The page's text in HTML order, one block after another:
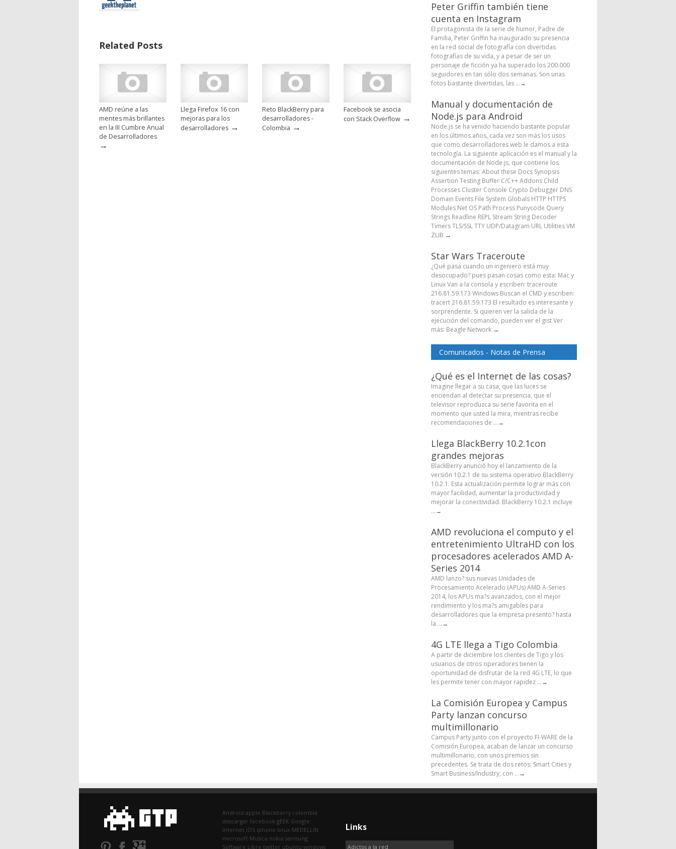
Related Posts
AMD reúne a las
mentes más brillantes
en la III Cumbre Anual
de Desarrolladores
→
Llega Firefox 16 con
mejoras para los
desarrolladores →
Reto BlackBerry para
desarrolladores -
Colombia →
Facebook se asocia
con Stack Overflow →
Peter Griffin también tiene
cuenta en Instagram
El protagonista de la serie de humor, Padre de
Familia, Peter Griffin ha inaugurado su presencia
en la red social de fotografía con divertidas
fotografías de su vida, y a pesar de ser un
personaje de ficción ya ha superado los 200.000
seguidores en tan sólo dos semanas. Son unas
fotos bastante divertidas, las ...→
Manual y documentación de
Node.js para Android
Node.js se ha venido haciendo bastante popular
en los últimos años, cada vez son más los usos
que como desarrolladores web le damos a esta
tecnología. La siguiente aplicación es el manual y la
documentación de Node.js, que contiene los
siguientes temas: About these Docs Synopsis
Assertion Testing Buffer C/C++ Addons Child
Processes Cluster Console Crypto Debugger DNS
Domain Events File System Globals HTTP HTTPS
Modules Net OS Path Process Punycode Query
Strings Readline REPL Stream String Decoder
Timers TLS/SSL TTY UDP/Datagram URL Utilities VM
ZLIB →
Star Wars Traceroute
¿Qué pasa cuando un ingeniero está muy
desocupado? pues pasan cosas como esta: Mac y
Linux Van a la consola y escriben: traceroute
216.81.59.173 Windows Buscan el CMD y escriben:
tracert 216.81.59.173 El resultado es interesante y
sorprendente. Si quieren ver la salida de la
ejecución del comando, pueden ver el gist Ver
más: Beagle Network →
Comunicados - Notas de Prensa
¿Qué es el Internet de las cosas?
Imagine llegar a su casa, que las luces se
enciendan al detectar su presencia, que el
televisor reproduzca su serie favorita en el
momento que usted la mira, mientras recibe
recomendaciones de ...→
Llega BlackBerry 10.2.1con
grandes mejoras
BlackBerry anunció hoy el lanzamiento de la
versión 10.2.1 de su sistema operativo BlackBerry
10.2.1. Esta actualización permite lograr más con
mayor facilidad, aumentar la productividad y
mejorar la conectividad. BlackBerry 10.2.1 incluye
...→
AMD revoluciona el computo y el
entretenimiento UltraHD con los
procesadores acelerados AMD A-
Series 2014
AMD lanzo? sus nuevas Unidades de
Procesamiento Acelerado (APUs) AMD A-Series
2014, los APUs ma?s avanzados, con el mejor
rendimiento y los ma?s amigables para
desarrolladores que la empresa presento? hasta
la ...→
4G LTE llega a Tigo Colombia
A partir de diciembre los clientes de Tigo y los
usuarios de otros operadores tienen la
oportunidad de disfrutar de la red 4G LTE, lo que
les permite tener con mayor rapidez ...→
La Comisión Europea y Campus
Party lanzan concurso
multimillonario
Campus Party junto con el proyecto FI-WARE de la
Comisión Europea, acaban de lanzar un concurso
multimillonario, con unos premios sin
precedentes. Se trata de dos retos: Smart Cities y
Smart Business/Industry, con ...→
Android apple Blackberry colombia
descargar facebook gEEK Google
internet iOS iphone linux MEDELLIN
microsoft Musica nokia samsung
Software Libre twitter ubuntu windows
Links
Adictos a la red